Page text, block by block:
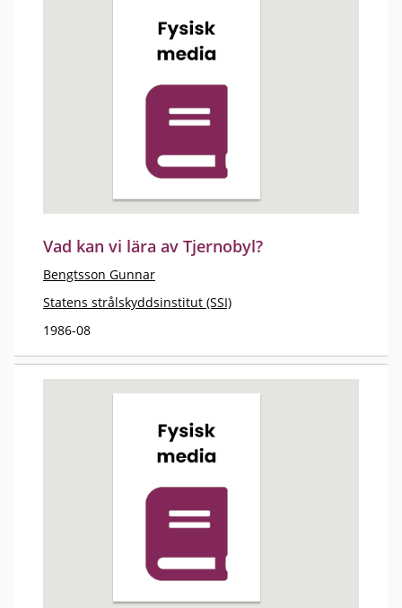
Vad kan vi lära av Tjernobyl?
Bengtsson Gunnar
Statens strålskyddsinstitut (SSI)
1986-08